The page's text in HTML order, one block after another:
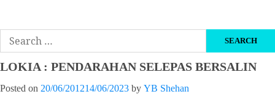
Search
for:
LOKIA : PENDARAHAN SELEPAS BERSALIN
Posted on 20/06/201214/06/2023 by YB Shehan